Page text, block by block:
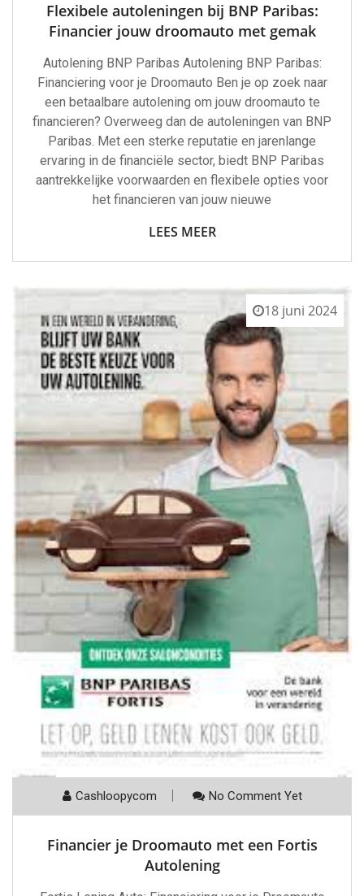
Flexibele autoleningen bij BNP Paribas:
Financier jouw droomauto met gemak
Autolening BNP Paribas Autolening BNP Paribas:
Financiering voor je Droomauto Ben je op zoek naar
een betaalbare autolening om jouw droomauto te
financieren? Overweeg dan de autoleningen van BNP
Paribas. Met een sterke reputatie en jarenlange
ervaring in de financiële sector, biedt BNP Paribas
aantrekkelijke voorwaarden en flexibele opties voor
het financieren van jouw nieuwe
LEES MEER
18 juni 2024
Cashloopycom No Comment Yet
Financier je Droomauto met een Fortis
Autolening